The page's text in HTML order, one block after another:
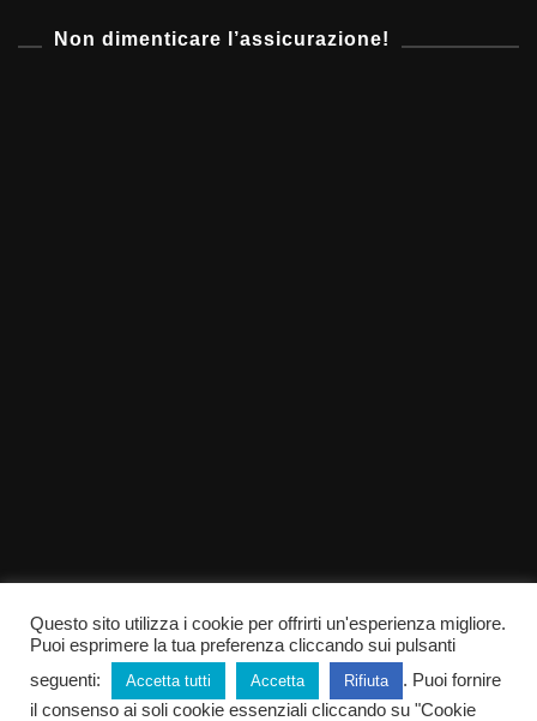
Non dimenticare l’assicurazione!
Questo sito utilizza i cookie per offrirti un'esperienza migliore.
Puoi esprimere la tua preferenza cliccando sui pulsanti
seguenti:
Accetta tutti Accetta Rifiuta
. Puoi fornire
il consenso ai soli cookie essenziali cliccando su "Cookie